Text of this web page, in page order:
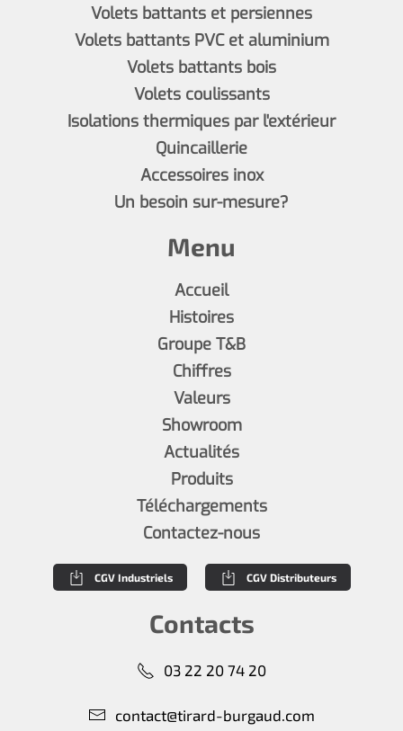
Volets battants et persiennes
Volets battants PVC et aluminium
Volets battants bois
Volets coulissants
Isolations thermiques par l'extérieur
Quincaillerie
Accessoires inox
Un besoin sur-mesure?
Menu
Accueil
Histoires
Groupe T&B
Chiffres
Valeurs
Showroom
Actualités
Produits
Téléchargements
Contactez-nous
CGV Industriels CGV Distributeurs
Contacts
03 22 20 74 20
contact@tirard-burgaud.com